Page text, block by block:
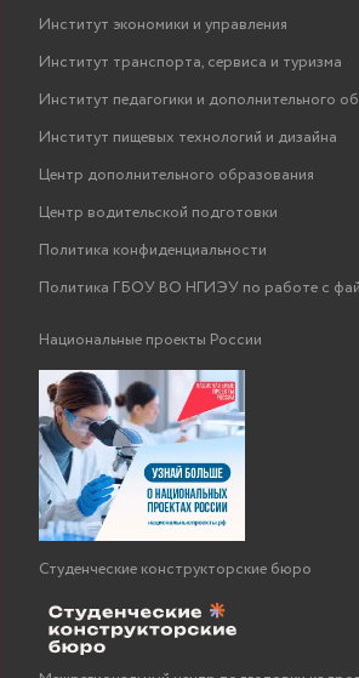
Институт экономики и управления
Институт транспорта, сервиса и туризма
Институт педагогики и дополнительного
Институт пищевых технологий и дизайна
Центр дополнительного образования
Центр водительской подготовки
Политика конфиденциальности
Политика ГБОУ ВО НГИЭУ по работе с
Национальные проекты России
Студенческие конструкторские бюро